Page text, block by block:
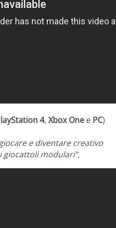
4, Xbox One e PC)
e diventare creativo
modulari”,